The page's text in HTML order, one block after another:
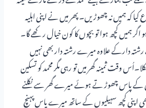
کہ ہمیں نہ چھوڑیں۔ پھر میں نے اپنی اہلیہ
اگر ہمیں کچھ ہوا تو بچوں کا کون خیال رکھے گا۔
دارکے علاوہ میرے رشتہ دار بھی نہیں
وقت ثمینہ گھر میں تو رہی مگر محمد کو تسکین
کے پاس چھوڑ تے ہوئے میرے گھر سے نکلنے
اپنی کچھ سہیلیوں کے ساتھ میرے پاس پہنچ